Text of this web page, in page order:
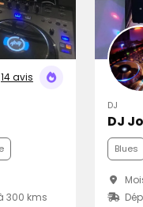
14 avis
300 kms
DJ
DJ
Blues